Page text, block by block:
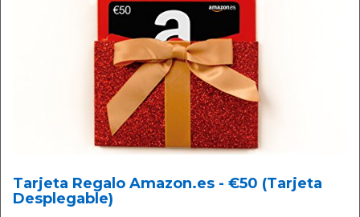
Tarjeta Regalo Amazon.es - €50 (Tarjeta
Desplegable)